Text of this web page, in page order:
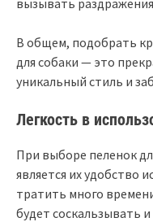
В общем, подобрать
для собаки — это
уникальный стиль и
Легкость в
При выборе пеленок
является их удобство
тратить много
будет соскальзывать